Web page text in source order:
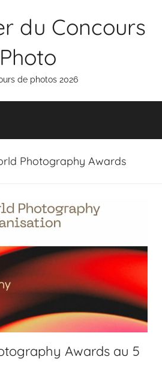
du Concours
Photo
de photos 2026
Photography Awards
Awards au 5